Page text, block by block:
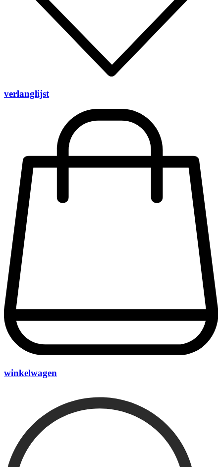
verlanglijst
winkelwagen